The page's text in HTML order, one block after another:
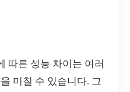
따른 성능 차이는 여러
미칠 수 있습니다. 그